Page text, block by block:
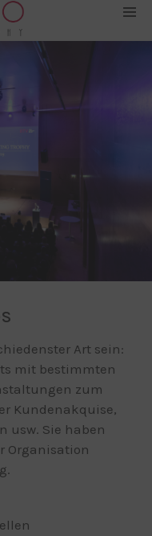
Art sein:
mit bestimmten
zum
Kundenakquise,
usw. Sie haben
Organisation